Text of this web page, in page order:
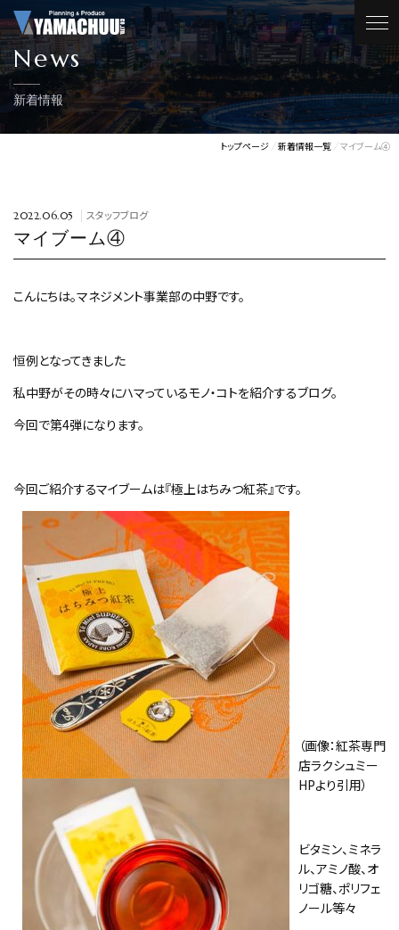
News
新着情報
トップページ 新着情報一覧 マイブーム④
2022.06.05 スタッフブログ
マイブーム④
こんにちは。マネジメント事業部の中野です。
恒例となってきました
私中野がその時々にハマっているモノ・コトを紹介するブログ。
今回で第4弾になります。
今回ご紹介するマイブームは『極上はちみつ紅茶』です。
（画像：紅茶専門
店ラクシュミー
HPより引用）
ビタミン、ミネラ
ル、アミノ酸、オ
リゴ糖、ポリフェ
ノール等々